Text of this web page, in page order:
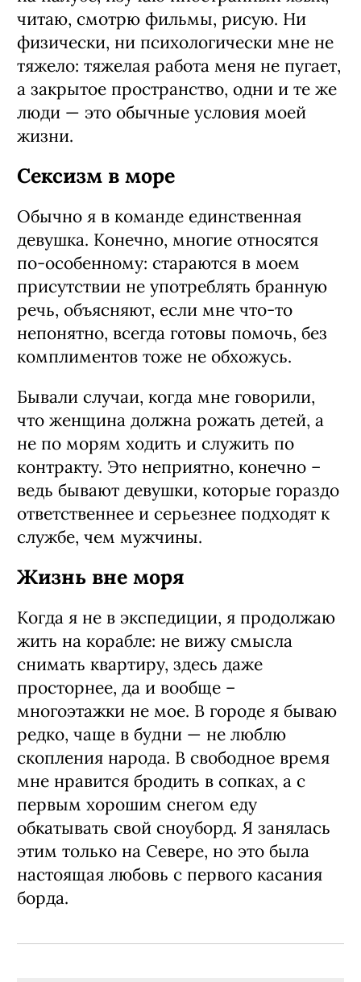
читаю, смотрю фильмы, рисую. Ни
физически, ни психологически мне не
тяжело: тяжелая работа меня не пугает,
а закрытое пространство, одни и те же
люди — это обычные условия моей
жизни.
Сексизм в море
Обычно я в команде единственная
девушка. Конечно, многие относятся
по-особенному: стараются в моем
присутствии не употреблять бранную
речь, объясняют, если мне что-то
непонятно, всегда готовы помочь, без
комплиментов тоже не обхожусь.
Бывали случаи, когда мне говорили,
что женщина должна рожать детей, а
не по морям ходить и служить по
контракту. Это неприятно, конечно –
ведь бывают девушки, которые гораздо
ответственнее и серьезнее подходят к
службе, чем мужчины.
Жизнь вне моря
Когда я не в экспедиции, я продолжаю
жить на корабле: не вижу смысла
снимать квартиру, здесь даже
просторнее, да и вообще –
многоэтажки не мое. В городе я бываю
редко, чаще в будни — не люблю
скопления народа. В свободное время
мне нравится бродить в сопках, а с
первым хорошим снегом еду
обкатывать свой сноуборд. Я занялась
этим только на Севере, но это была
настоящая любовь с первого касания
борда.